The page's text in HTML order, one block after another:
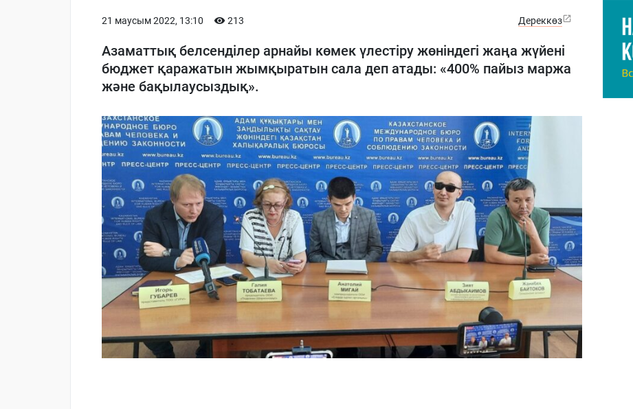
21 маусым 2022, 13:10 213 Дереккөз
Азаматтық белсенділер арнайы көмек үлестіру жөніндегі жаңа жүйені
бюджет қаражатын жымқыратын сала деп атады: «400% пайыз маржа
және бақылаусыздық».